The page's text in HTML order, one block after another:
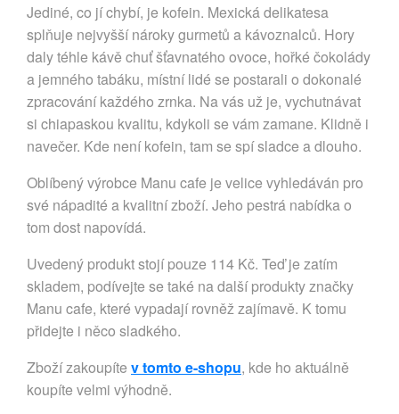
Jediné, co jí chybí, je kofein. Mexická delikatesa
splňuje nejvyšší nároky gurmetů a kávoznalců. Hory
daly téhle kávě chuť šťavnatého ovoce, hořké čokolády
a jemného tabáku, místní lidé se postarali o dokonalé
zpracování každého zrnka. Na vás už je, vychutnávat
si chiapaskou kvalitu, kdykoli se vám zamane. Klidně i
navečer. Kde není kofein, tam se spí sladce a dlouho.
Oblíbený výrobce Manu cafe je velice vyhledáván pro
své nápadité a kvalitní zboží. Jeho pestrá nabídka o
tom dost napovídá.
Uvedený produkt stojí pouze 114 Kč. Teď je zatím
skladem, podívejte se také na další produkty značky
Manu cafe, které vypadají rovněž zajímavě. K tomu
přidejte i něco sladkého.
Zboží zakoupíte v tomto e-shopu, kde ho aktuálně
koupíte velmi výhodně.